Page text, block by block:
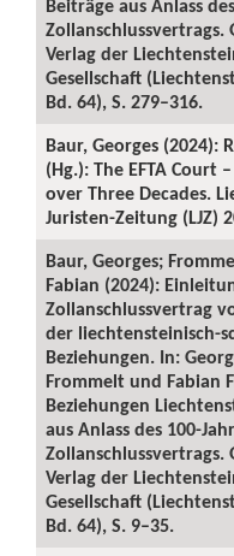
Beiträge aus Anlass
Zollanschlussvertrags.
Verlag der
Gesellschaft
Bd. 64), S. 279–316.
Baur, Georges (2024):
(Hg.): The EFTA Court
over Three Decades.
Juristen-Zeitung (LJZ)
Baur, Georges;
Fabian (2024):
Zollanschlussvertrag
der liechtensteinisch-
Beziehungen. In:
Frommelt und Fabian
Beziehungen
aus Anlass des 100-
Zollanschlussvertrags.
Verlag der
Gesellschaft
Bd. 64), S. 9–35.